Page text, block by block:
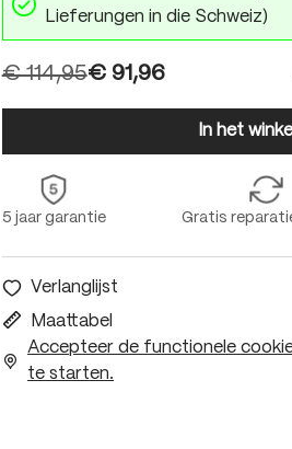
Lieferungen in die Schweiz)
€ 91,96
€ 114,95
In het
5 jaar garantie Gratis
Verlanglijst
Maattabel
Accepteer de functionele
te starten.